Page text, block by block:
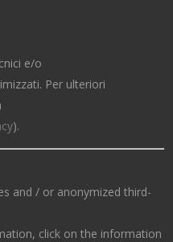
e/o
Per ulteriori
).
and / or anonymized third-
click on the information